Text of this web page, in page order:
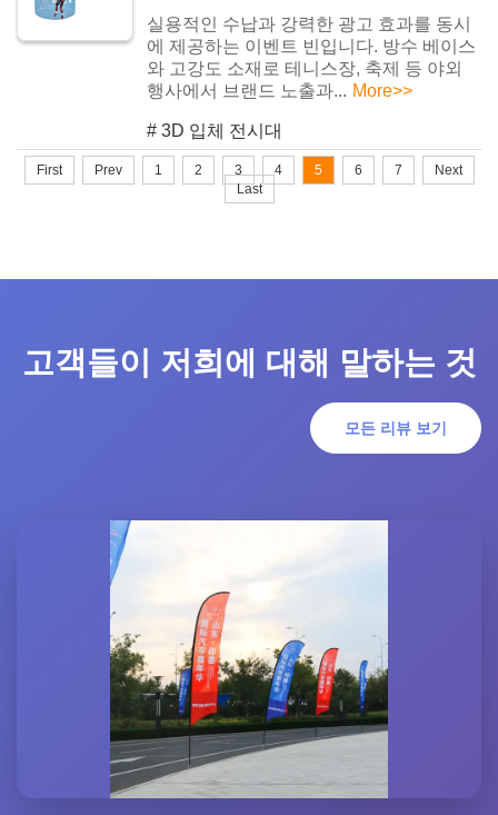
실용적인 수납과 강력한 광고 효과를 동시
에 제공하는 이벤트 빈입니다. 방수 베이스
와 고강도 소재로 테니스장, 축제 등 야외
행사에서 브랜드 노출과... More>>
#3D 입체 전시대
First Prev 1 2 3 4 5 6 7
Next
Last
고객들이 저희에 대해 말하는 것
모든 리뷰 보기